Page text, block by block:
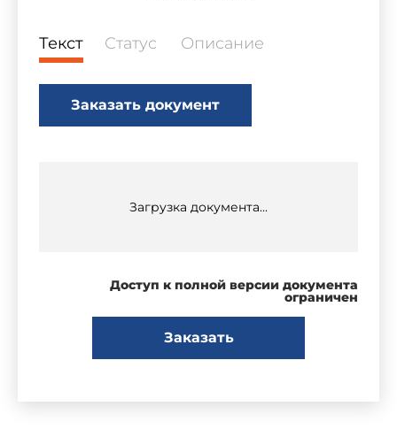
Текст Статус Описание
Заказать документ
Загрузка документа...
Доступ к полной версии документа
ограничен
Заказать